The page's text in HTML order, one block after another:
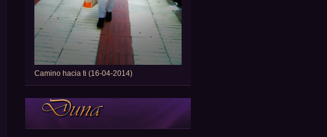
Camino hacia ti (16-04-2014)